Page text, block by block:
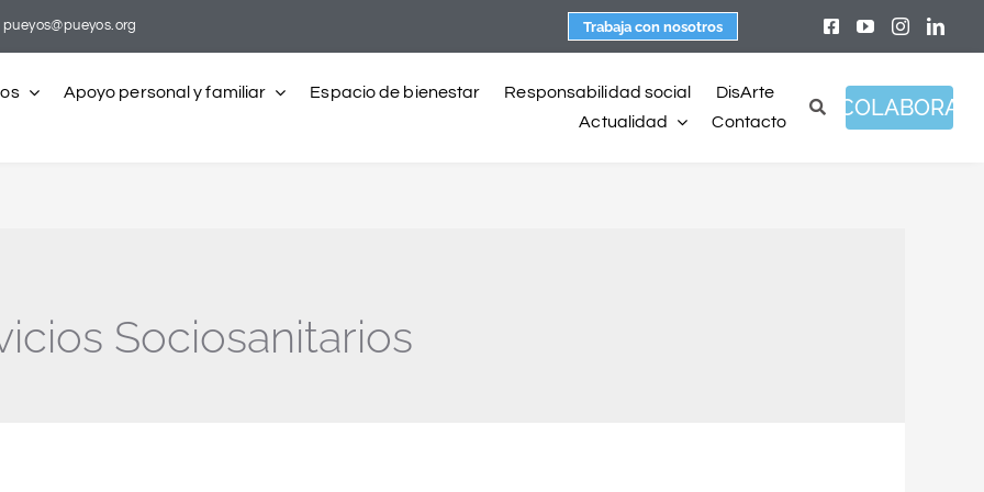
pueyos@pueyos.org Trabaja con nosotros
Apoyo personal y familiar Espacio de bienestar Responsabilidad social
DisArte
Actualidad
Contacto
COLABORA
Sociosanitarios